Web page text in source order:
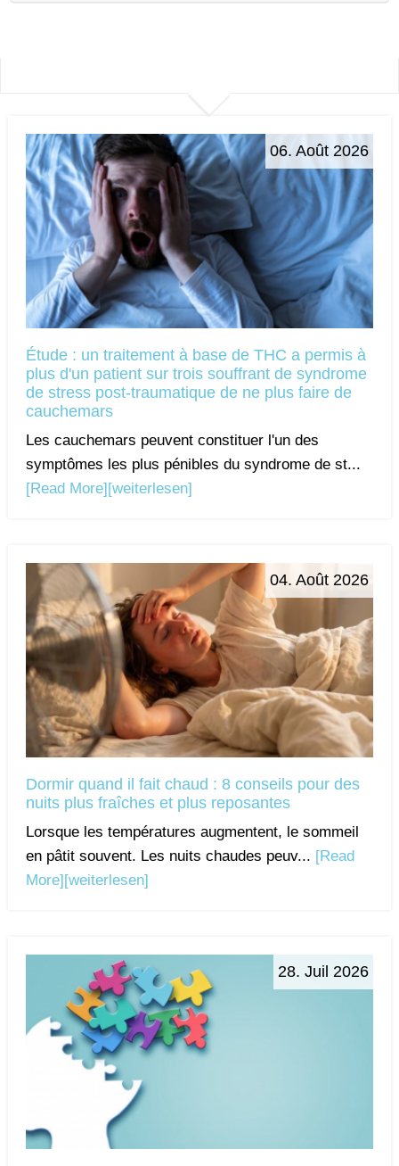
06. Août 2026
Étude : un traitement à base de THC a permis à
plus d'un patient sur trois souffrant de syndrome
de stress post-traumatique de ne plus faire de
cauchemars
Les cauchemars peuvent constituer l'un des
symptômes les plus pénibles du syndrome de st...
[Read More] [weiterlesen]
04. Août 2026
Dormir quand il fait chaud : 8 conseils pour des
nuits plus fraîches et plus reposantes
Lorsque les températures augmentent, le sommeil
en pâtit souvent. Les nuits chaudes peuv... [Read
More] [weiterlesen]
28. Juil 2026